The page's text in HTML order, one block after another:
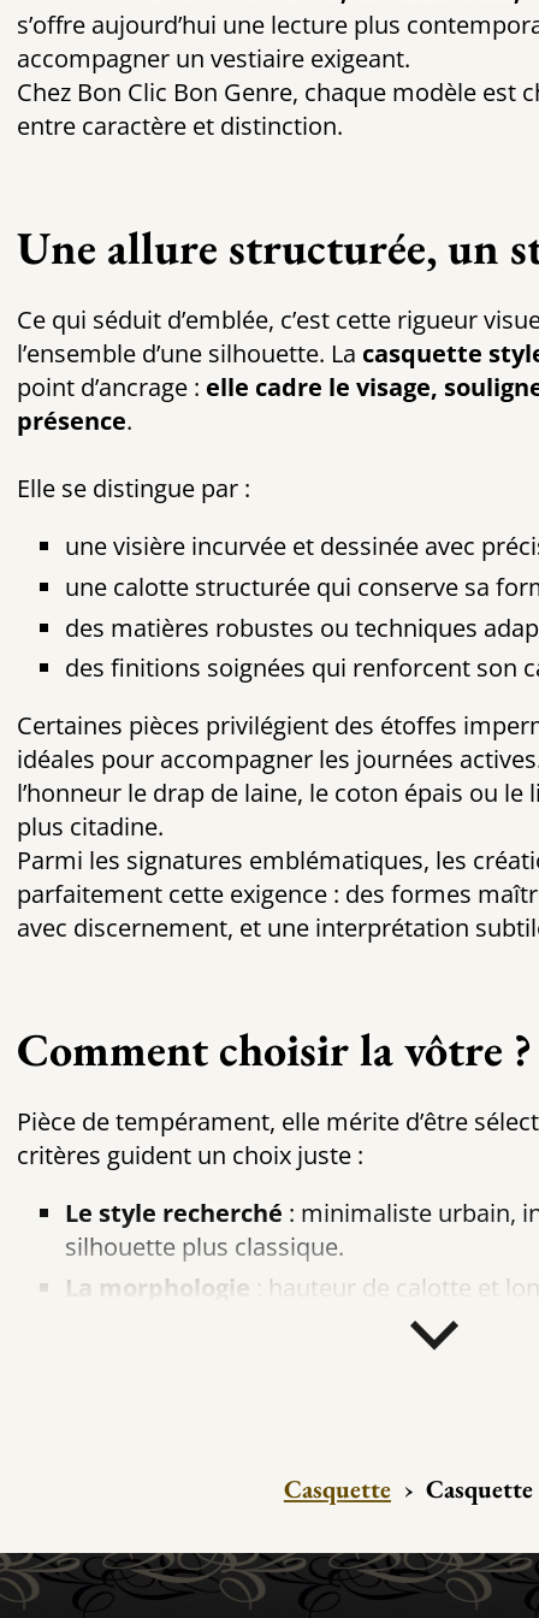
s’offre aujourd’hui une lecture plus
accompagner un vestiaire exigeant.
Chez Bon Clic Bon Genre, chaque modèle est
entre caractère et distinction.
Une allure structurée, un
Ce qui séduit d’emblée, c’est cette rigueur
l’ensemble d’une silhouette. La casquette
point d’ancrage : elle cadre le visage,
présence.
Elle se distingue par :
une visière incurvée et dessinée avec
une calotte structurée qui conserve sa
des matières robustes ou techniques
des finitions soignées qui renforcent son
Certaines pièces privilégient des étoffes
idéales pour accompagner les journées
l’honneur le drap de laine, le coton épais ou
plus citadine.
Parmi les signatures emblématiques, les
parfaitement cette exigence : des formes
avec discernement, et une interprétation
Comment choisir la vôtre ?
Pièce de tempérament, elle mérite d’être
critères guident un choix juste :
Le style recherché : minimaliste urbain,
silhouette plus classique.
La morphologie : hauteur de calotte et
: laine ou velours pour l’hiver,
l’authenticité, beige ou gris pour une élégance
Casquette ›